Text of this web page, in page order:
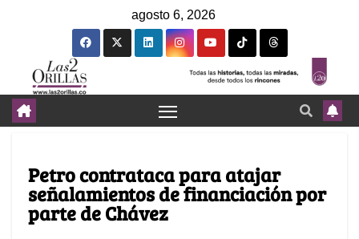
agosto 6, 2026
Petro contrataca para atajar
señalamientos de financiación por
parte de Chávez